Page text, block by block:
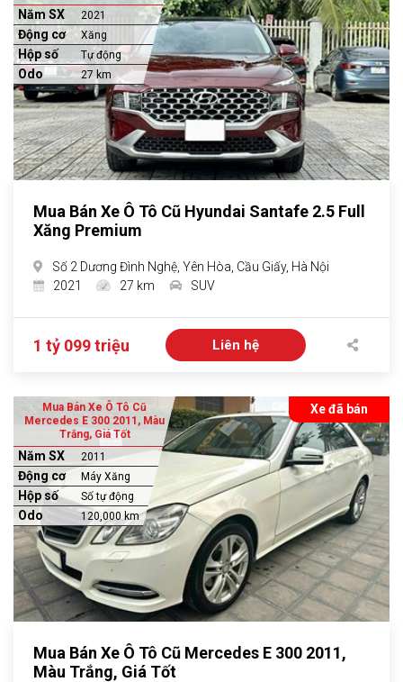
Năm SX 2021
Động cơ Xăng
Hộp số Tự động
Odo 27 km
Mua Bán Xe Ô Tô Cũ Hyundai Santafe 2.5 Full
Xăng Premium
Số 2 Dương Đình Nghệ, Yên Hòa, Cầu Giấy, Hà Nội
2021
27 km SUV
1 tỷ 099 triệu Liên hệ
Xe đã bán
Mua Bán Xe Ô Tô Cũ
Mercedes E 300 2011, Màu
Trắng, Giá Tốt
Năm SX 2011
Động cơ Máy Xăng
Hộp số Số tự động
Odo 120,000 km
Mua Bán Xe Ô Tô Cũ Mercedes E 300 2011,
Màu Trắng, Giá Tốt